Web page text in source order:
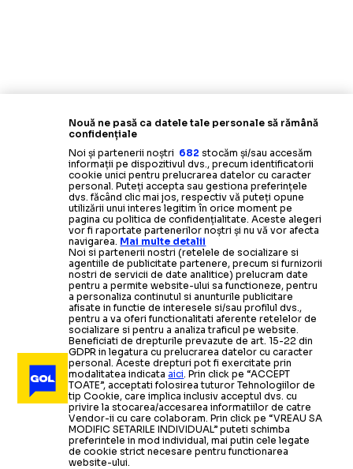
Nouă ne pasă ca datele tale personale să rămână
confidențiale
Noi și partenerii noștri 682 stocăm și/sau accesăm
informații pe dispozitivul dvs., precum identificatorii
cookie unici pentru prelucrarea datelor cu caracter
personal. Puteți accepta sau gestiona preferințele
dvs. făcând clic mai jos, respectiv vă puteți opune
utilizării unui interes legitim în orice moment pe
pagina cu politica de confidențialitate. Aceste alegeri
vor fi raportate partenerilor noștri și nu vă vor afecta
navigarea. Mai multe detalii
Noi si partenerii nostri (retelele de socializare si
agentiile de publicitate partenere, precum si furnizorii
nostri de servicii de date analitice) prelucram date
pentru a permite website-ului sa functioneze, pentru
a personaliza continutul si anunturile publicitare
afisate in functie de interesele si/sau profilul dvs.,
pentru a va oferi functionalitati aferente retelelor de
socializare si pentru a analiza traficul pe website.
Beneficiati de drepturile prevazute de art. 15-22 din
GDPR in legatura cu prelucrarea datelor cu caracter
personal. Aceste drepturi pot fi exercitate prin
modalitatea indicataaici. Prin click pe “ACCEPT
TOATE”, acceptati folosirea tuturor Tehnologiilor de
tip Cookie, care implica inclusiv acceptul dvs. cu
privire la stocarea/accesarea informatiilor de catre
Vendor-ii cu care colaboram. Prin click pe “VREAU SA
MODIFIC SETARILE INDIVIDUAL” puteti schimba
preferintele in mod individual, mai putin cele legate
de cookie strict necesare pentru functionarea
website-ului.